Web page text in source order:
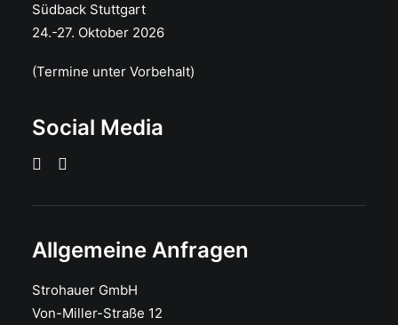
Südback Stuttgart
24.-27. Oktober 2026
(Termine unter Vorbehalt)
Social Media
Allgemeine Anfragen
Strohauer GmbH
Von-Miller-Straße 12